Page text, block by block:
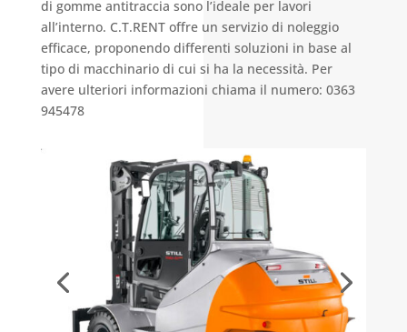
di gomme antitraccia sono l’ideale per lavori
all’interno. C.T.RENT offre un servizio di noleggio
efficace, proponendo differenti soluzioni in base al
tipo di macchinario di cui si ha la necessità. Per
avere ulteriori informazioni chiama il numero: 0363
945478